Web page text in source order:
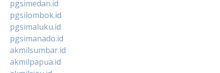
pgsimedan.id
pgsilombok.id
pgsimaluku.id
pgsimanado.id
akmilsumbar.id
akmilpapua.id